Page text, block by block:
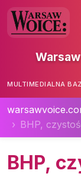
MULTIMEDIALNA
BHP,
BHP,